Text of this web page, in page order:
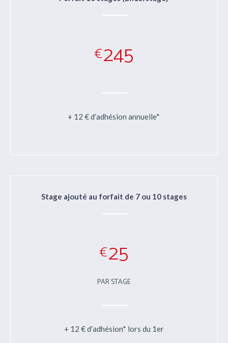
€245
+ 12 € d′adhésion annuelle*
Stage ajouté au forfait de 7 ou 10 stages
€25
PAR STAGE
+ 12 € d′adhésion* lors du 1er